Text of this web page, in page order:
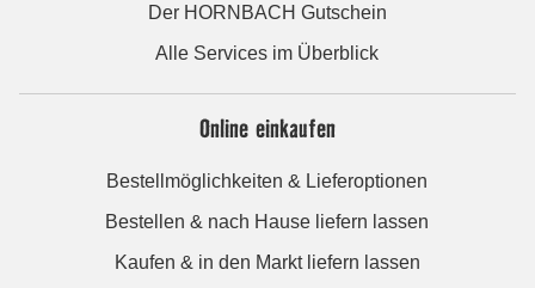
Der HORNBACH Gutschein
Alle Services im Überblick
Online einkaufen
Bestellmöglichkeiten & Lieferoptionen
Bestellen & nach Hause liefern lassen
Kaufen & in den Markt liefern lassen